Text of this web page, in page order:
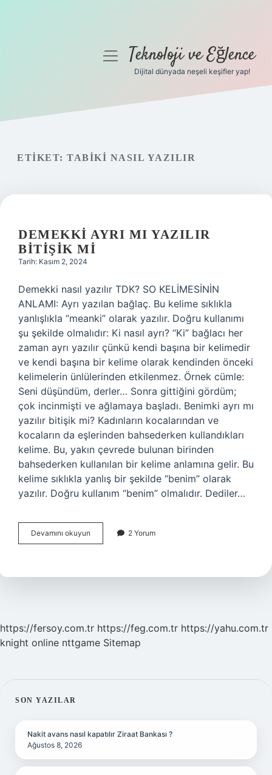
Gizlilik Politikası
menüyüTeknoloji ve Eğlence
Dijital dünyada neşeli keşifler yap!
ETIKET: TABIKI NASIL YAZILIR
DEMEKKI AYRI MI YAZILIR
BITIŞIK MI
Tarih: Kasım 2, 2024
Demekki nasıl yazılır TDK? SO KELİMESİNİN
ANLAMI: Ayrı yazılan bağlaç. Bu kelime sıklıkla
yanlışlıkla “meanki” olarak yazılır. Doğru kullanımı
şu şekilde olmalıdır: Ki nasıl ayrı? “Ki” bağlacı her
zaman ayrı yazılır çünkü kendi başına bir kelimedir
ve kendi başına bir kelime olarak kendinden önceki
kelimelerin ünlülerinden etkilenmez. Örnek cümle:
Seni düşündüm, derler… Sonra gittiğini gördüm;
çok incinmişti ve ağlamaya başladı. Benimki ayrı mı
yazılır bitişik mi? Kadınların kocalarından ve
kocaların da eşlerinden bahsederken kullandıkları
kelime. Bu, yakın çevrede bulunan birinden
bahsederken kullanılan bir kelime anlamına gelir. Bu
kelime sıklıkla yanlış bir şekilde “benim” olarak
yazılır. Doğru kullanım “benim” olmalıdır. Dediler…
Devamını okuyun Demekki
Ayrı
Bitişik
2 Yorum
https://fersoy.com.tr https://feg.com.tr https://yahu.com.tr
knight online nttgame Sitemap
SIDEBAR
SON YAZILAR
Nakit avans nasıl kapatılır Ziraat Bankası ?
Ağustos 8, 2026